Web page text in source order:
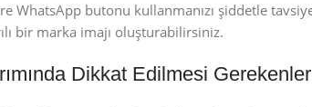
WhatsApp butonu kullanmanızı şiddetle
bir marka imajı oluşturabilirsiniz.
Dikkat Edilmesi Gerekenler